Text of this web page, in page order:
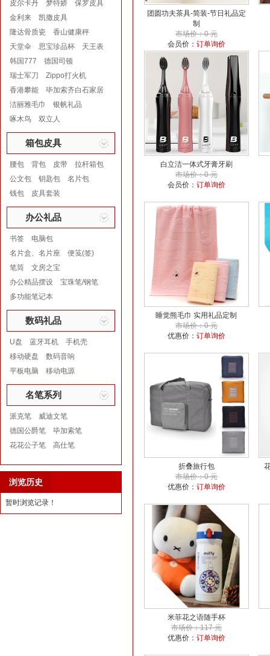
皮尔卡丹 梦特娇
保罗皮具
金利来
凯撒皮具
隆达骨质瓷
香山健康秤
天堂伞
思宝珍品杯
天王表
韩国777
德国司顿
瑞士军刀
Zippo打火机
香港攀能
毕加索齐白石家居
洁丽雅毛巾
银帆礼品
啄木鸟
双立人
箱包皮具
腰包 背包 皮带
拉杆箱包
公文包
钥匙包
名片包
钱包
皮具套装
办公礼品
书签
电脑包
名片盒、名片座
便笺(签)
笔筒
文房之宝
办公精品摆设
宝珠笔/钢笔
多功能笔记本
数码礼品
U盘 蓝牙耳机
手机壳
移动硬盘
数码音响
平板电脑
移动电源
名笔系列
派克笔
威迪文笔
德国公爵笔
毕加索笔
花花公子笔
高仕笔
浏览历史
暂时浏览记录！
团圆功夫茶具-简装-节日礼品定
制
市场价：0 元
会员价： 订单询价
白立洁一体式牙膏牙刷
市场价：0 元
会员价： 订单询价
睡觉熊毛巾 实用礼品定制
市场价：0 元
优惠价： 订单询价
折叠旅行包
市场价：0 元
优惠价： 订单询价
米菲花之语随手杯
市场价：117 元
优惠价： 订单询价